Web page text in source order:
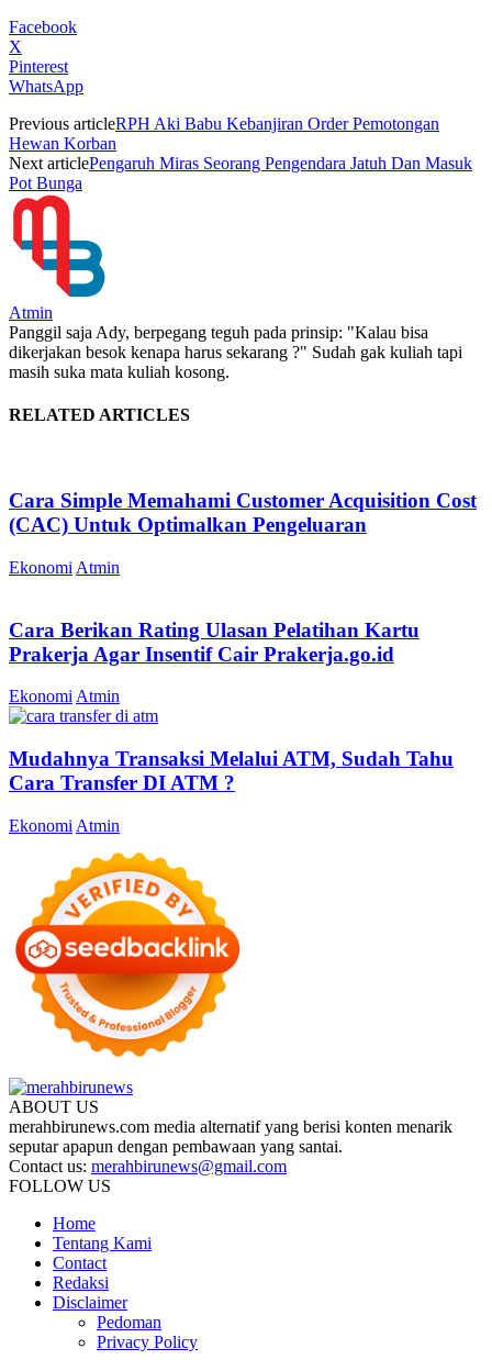
Facebook
X
Pinterest
WhatsApp
Previous articleRPH Aki Babu Kebanjiran Order Pemotongan
Hewan Korban
Next articlePengaruh Miras Seorang Pengendara Jatuh Dan Masuk
Pot Bunga
Atmin
Panggil saja Ady, berpegang teguh pada prinsip: "Kalau bisa
dikerjakan besok kenapa harus sekarang ?" Sudah gak kuliah tapi
masih suka mata kuliah kosong.
RELATED ARTICLES
Cara Simple Memahami Customer Acquisition Cost
(CAC) Untuk Optimalkan Pengeluaran
Ekonomi Atmin
Cara Berikan Rating Ulasan Pelatihan Kartu
Prakerja Agar Insentif Cair Prakerja.go.id
Ekonomi Atmin
Mudahnya Transaksi Melalui ATM, Sudah Tahu
Cara Transfer DI ATM ?
Ekonomi Atmin
ABOUT US
merahbirunews.com media alternatif yang berisi konten menarik
seputar apapun dengan pembawaan yang santai.
Contact us: merahbirunews@gmail.com
FOLLOW US
Home
Tentang Kami
Contact
Redaksi
Disclaimer
Pedoman
Privacy Policy